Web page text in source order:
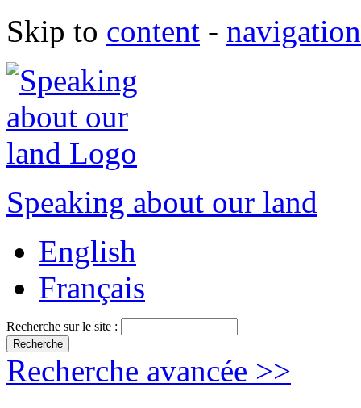
Skip to content - navigation
Speaking about our land
English
Français
Recherche sur le site :
Recherche avancée >>